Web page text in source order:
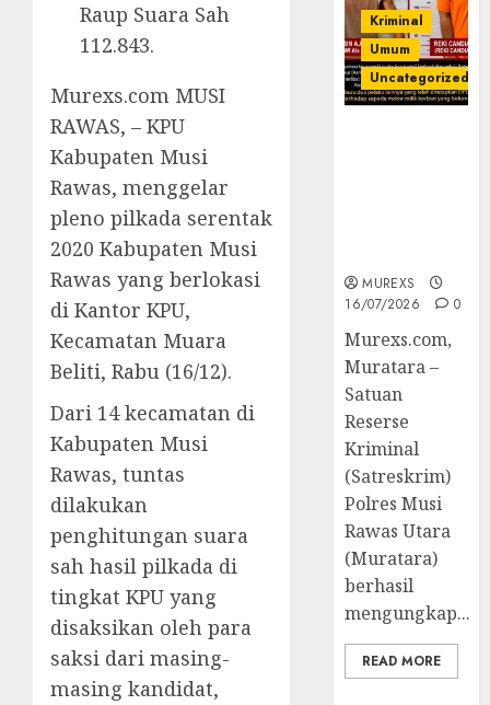
Raup Suara Sah
112.843.
Murexs.com MUSI
RAWAS, – KPU
Kabupaten Musi
Rawas, menggelar
pleno pilkada serentak
2020 Kabupaten Musi
Rawas yang berlokasi
di Kantor KPU,
Kecamatan Muara
Beliti, Rabu (16/12).
Dari 14 kecamatan di
Kabupaten Musi
Rawas, tuntas
dilakukan
penghitungan suara
sah hasil pilkada di
tingkat KPU yang
disaksikan oleh para
saksi dari masing-
masing kandidat,
Kriminal
Umum
Uncategorized
MUREXS
16/07/2026
0
Murexs.com,
Muratara –
Satuan
Reserse
Kriminal
(Satreskrim)
Polres Musi
Rawas Utara
(Muratara)
berhasil
mengungkap...
READ MORE